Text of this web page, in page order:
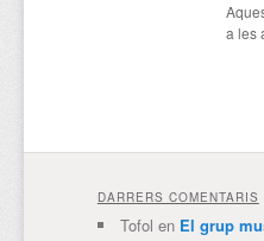
a les
DARRERS COMENTARIS
Tofol en El grup